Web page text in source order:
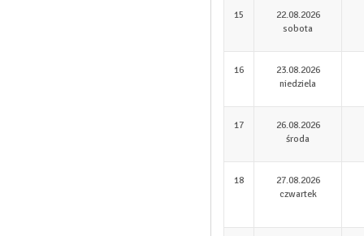
15
22.08.2026
sobota
16
23.08.2026
niedziela
17
26.08.2026
środa
18
27.08.2026
czwartek